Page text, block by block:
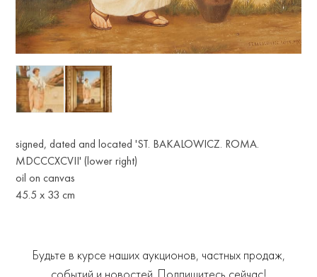
signed, dated and located 'ST. BAKALOWICZ. ROMA.
MDCCCXCVII' (lower right)
oil on canvas
45.5 x 33 cm
Будьте в курсе наших аукционов, частных продаж,